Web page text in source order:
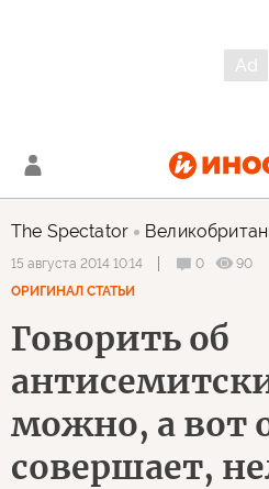
The Spectator
15 августа 2014 10:14 0
90
ОРИГИНАЛ СТАТЬИ
Говорить об
можно, а вот
совершает,